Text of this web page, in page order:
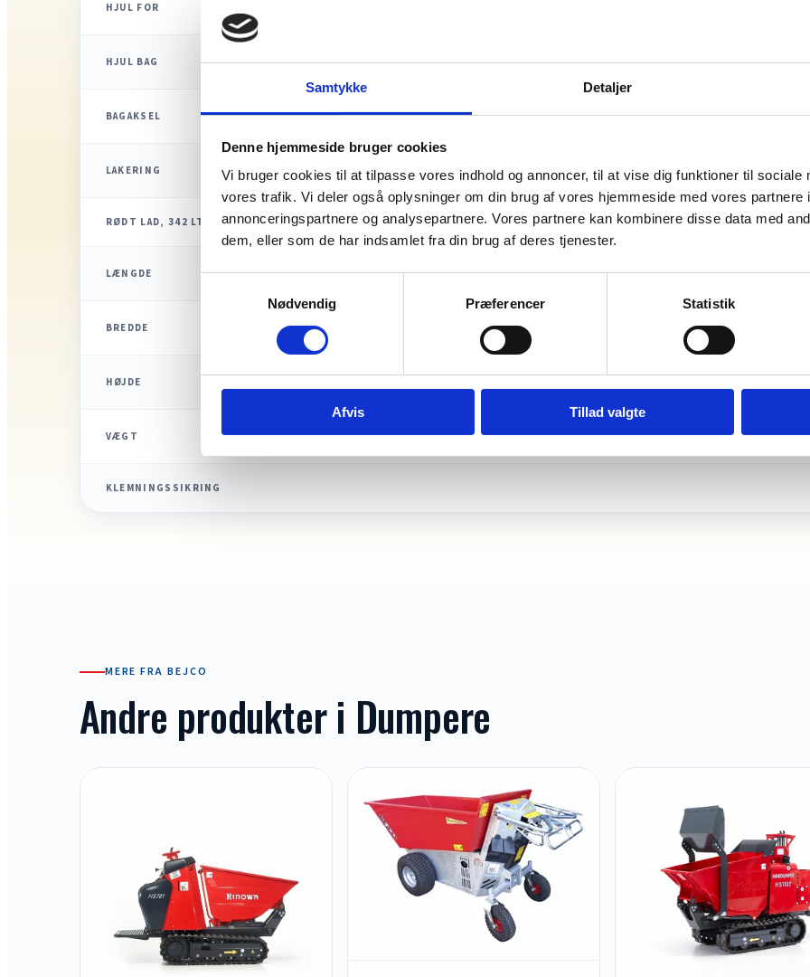
Samtykke Detaljer
Denne hjemmeside bruger cookies
Vi bruger cookies til at tilpasse vores indhold og annoncer, til at vise dig funktioner til sociale
vores trafik. Vi deler også oplysninger om din brug af vores hjemmeside med vores partnere
annonceringspartnere og analysepartnere. Vores partnere kan kombinere disse data med
dem, eller som de har indsamlet fra din brug af deres tjenester.
Nødvendig
Præferencer Statistik
Afvis Tillad valgte
HJUL FOR
HJUL BAG 4.00-4
BAGAKSEL 20 grader pendlende
LAKERING Lakeret undervogn
RØDT LAD, 342 LTR.
LÆNGDE 2080 mm
BREDDE 830 mm
HØJDE 1040 mm
VÆGT 390 kg
KLEMNINGSSIKRING
MERE FRA BEJCO
Andre produkter i Dumpere